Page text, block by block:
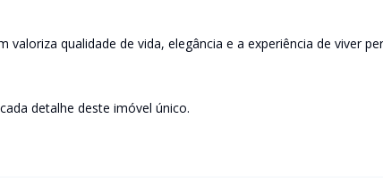
valoriza qualidade de vida, elegância e a experiência de viver
detalhe deste imóvel único.